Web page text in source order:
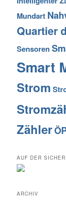
Mundart
Quartier
Sensoren
Smart
Strom
Zähler
AUF DER
ARCHIV